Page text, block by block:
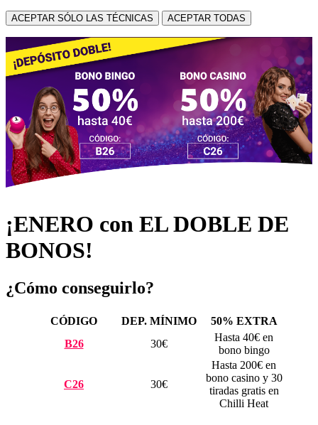
ACEPTAR SÓLO LAS TÉCNICAS ACEPTAR TODAS
¡ENERO con EL DOBLE DE
BONOS!
¿Cómo conseguirlo?
CÓDIGO DEP. MÍNIMO
50% EXTRA
B26
30€
Hasta 40€ en
bono bingo
C26 30€
Hasta 200€ en
bono casino y 30
tiradas gratis en
Chilli Heat